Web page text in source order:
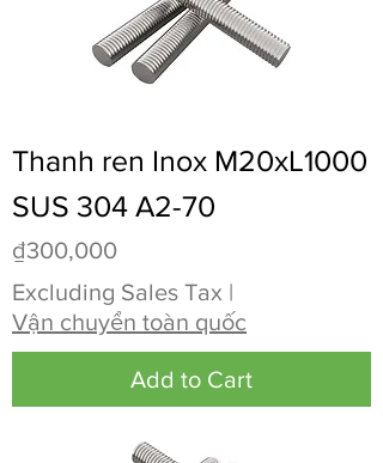
Thanh ren Inox M20xL1000
SUS 304 A2-70
Price
₫300,000
Excluding Sales Tax |
Vận chuyển toàn quốc
Add to Cart